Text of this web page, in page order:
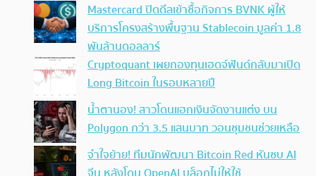
Mastercard ปิดดีลเข้าซื้อกิจการ BVNK ผู้ให้
บริการโครงสร้างพื้นฐาน Stablecoin มูลค่า 1.8
พันล้านดอลลาร์
Cryptoquant เผยกองทุนเฮดจ์ฟันด์กลับมาเปิด
Long Bitcoin ในรอบหลายปี
น้ำตานอง! สาวโดนแฮกเงินจัดงานแต่ง บน
Polygon กว่า 3.5 แสนบาท วอนชุมชนช่วยเหลือ
จำใจย้าย! ทีมนักพัฒนา Bitcoin Red หันซบ AI